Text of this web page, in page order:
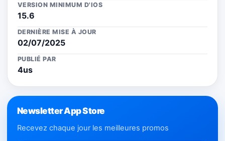
VERSION MINIMUM D'IOS
15.6
DERNIÈRE MISE À JOUR
02/07/2025
PUBLIÉ PAR
4us
Newsletter App Store
Recevez chaque jour les meilleures promos